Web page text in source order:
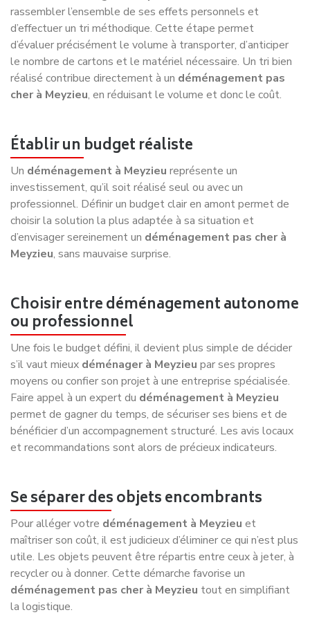
déménagement à Meyzieuanticipe les contraintes
locales, optimise les itinéraires et gère les demandes de
stationnement si nécessaire. Cette expertise permet
souvent de proposer undéménagement rapide à
Meyzieutout en maîtrisant les coûts.
Pourquoi choisir Déménagement NET à
Meyzieu
Déménagement NET s’appuie sur une organisation
éprouvée, une parfaite connaissance des réalités locales et
une approche orientée satisfaction client. Chaque
déménagement à Meyzieuest étudié avec précision afin
de proposer une solution équilibrée entre qualité, efficacité
et budget.
accompagnement personnalisé,Déménagement NET
rend possible undéménagement pas cher à Meyzieu
sans compromis sur la sécurité ni sur le professionnalisme.
Les clients bénéficient d’un suivi clair, d’un devis
transparent et d’une équipe engagée à chaque étape. Pour
rencontrer nos experts, consultez dès maintenant notre
page spécialement dédiée à nos déménageurs de Meyzieu.